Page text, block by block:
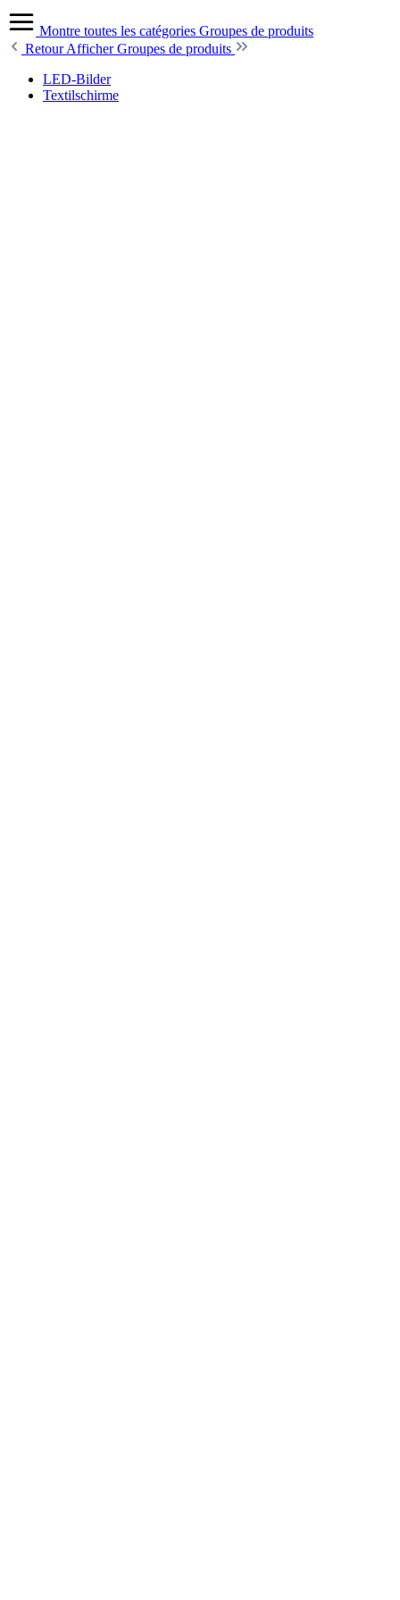
Montre toutes les catégories Groupes de produits
RetourAfficher Groupes de produits
LED-Bilder
Textilschirme